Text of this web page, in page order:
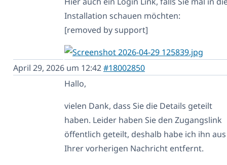
Installation schauen möchten:
[removed by support]
April 29, 2026 um 12:42#18002850
Hallo,
vielen Dank, dass Sie die Details geteilt
haben. Leider haben Sie den Zugangslink
öffentlich geteilt, deshalb habe ich ihn aus
Ihrer vorherigen Nachricht entfernt.